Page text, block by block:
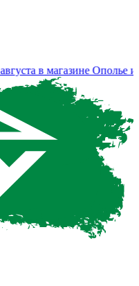
в магазине Ополье